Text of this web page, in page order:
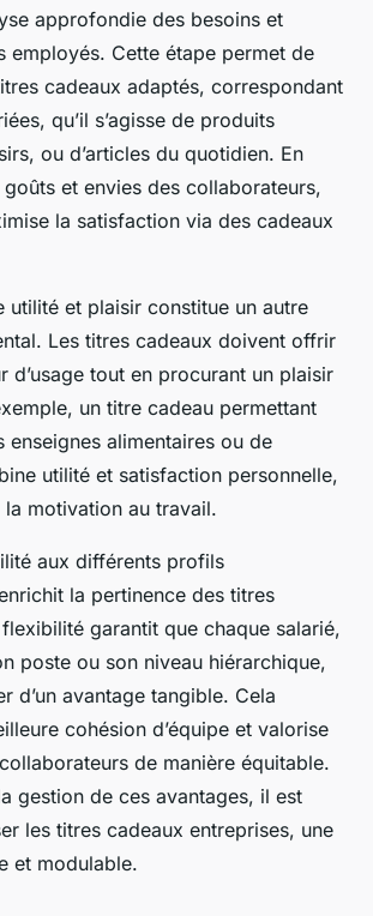
approfondie des besoins et
employés. Cette étape permet de
cadeaux adaptés, correspondant
qu’il s’agisse de produits
ou d’articles du quotidien. En
et envies des collaborateurs,
la satisfaction via des cadeaux
utilité et plaisir constitue un autre
Les titres cadeaux doivent offrir
d’usage tout en procurant un plaisir
un titre cadeau permettant
enseignes alimentaires ou de
utilité et satisfaction personnelle,
motivation au travail.
aux différents profils
la pertinence des titres
garantit que chaque salarié,
poste ou son niveau hiérarchique,
d’un avantage tangible. Cela
cohésion d’équipe et valorise
de manière équitable.
gestion de ces avantages, il est
les titres cadeaux entreprises, une
et modulable.